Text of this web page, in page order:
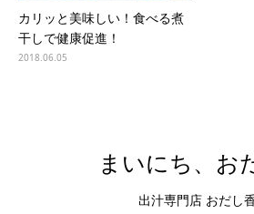
カリッと美味しい！食べる煮
干しで健康促進！
2018.06.05
まいにち、お
出汁専門店 おだし